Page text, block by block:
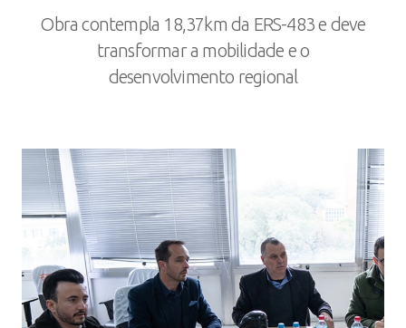
Obra contempla 18,37km da ERS-483 e deve
transformar a mobilidade e o
desenvolvimento regional